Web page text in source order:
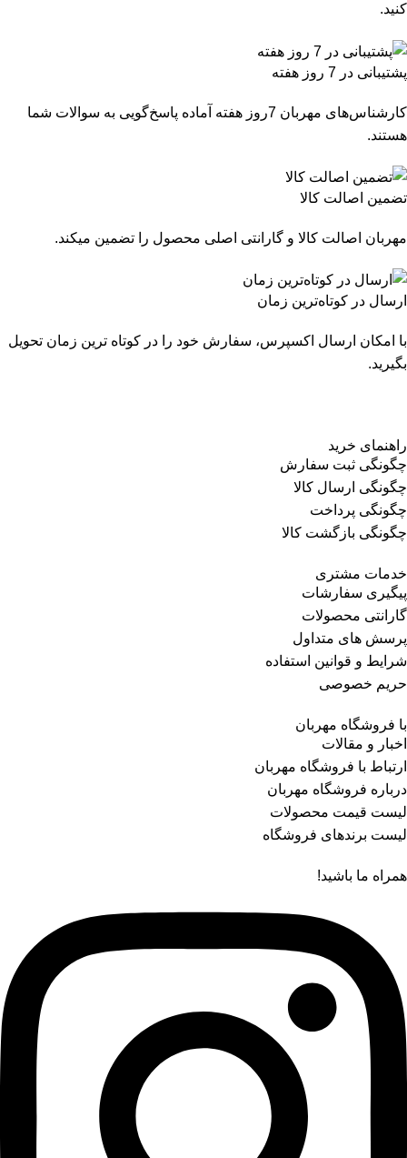
کنید.
پشتیبانی در 7 روز هفته
کارشناس‌های مهربان 7روز هفته آماده پاسخ‌گویی به سوالات شما
هستند.
تضمین اصالت کالا
مهربان اصالت کالا و گارانتی اصلی محصول را تضمین میکند.
ارسال در کوتاه‌ترین زمان
با امکان ارسال اکسپرس، سفارش خود را در کوتاه ترین زمان تحویل
بگیرید.
راهنمای خرید
چگونگی ثبت سفارش
چگونگی ارسال کالا
چگونگی پرداخت
چگونگی بازگشت کالا
خدمات مشتری
پیگیری سفارشات
گارانتی محصولات
پرسش های متداول
شرایط و قوانین استفاده
حریم خصوصی
با فروشگاه مهربان
اخبار و مقالات
ارتباط با فروشگاه مهربان
درباره فروشگاه مهربان
لیست قیمت محصولات
لیست برندهای فروشگاه
همراه ما باشید!